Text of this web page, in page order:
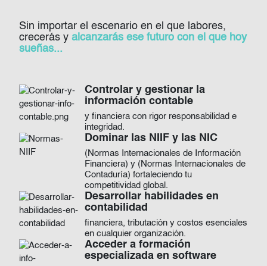
Sin importar el escenario en el que labores,
crecerás yalcanzarás ese futuro con el que hoy
sueñas...
Imagen
Controlar y gestionar la
información contable
y financiera con rigor responsabilidad e
integridad.
Imagen
Dominar las NIIF y las NIC
(Normas Internacionales de Información
Financiera) y (Normas Internacionales de
Contaduría) fortaleciendo tu
competitividad global.
Imagen
Desarrollar habilidades en
contabilidad
financiera, tributación y costos esenciales
en cualquier organización.
Imagen
Acceder a formación
especializada en software